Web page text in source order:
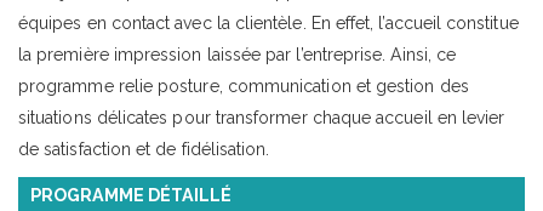
équipes en contact avec la clientèle. En effet, l’accueil constitue
la première impression laissée par l’entreprise. Ainsi, ce
programme relie posture, communication et gestion des
situations délicates pour transformer chaque accueil en levier
de satisfaction et de fidélisation.
PROGRAMME DÉTAILLÉ